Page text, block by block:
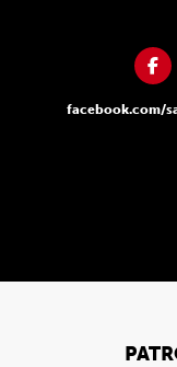
facebook.com/